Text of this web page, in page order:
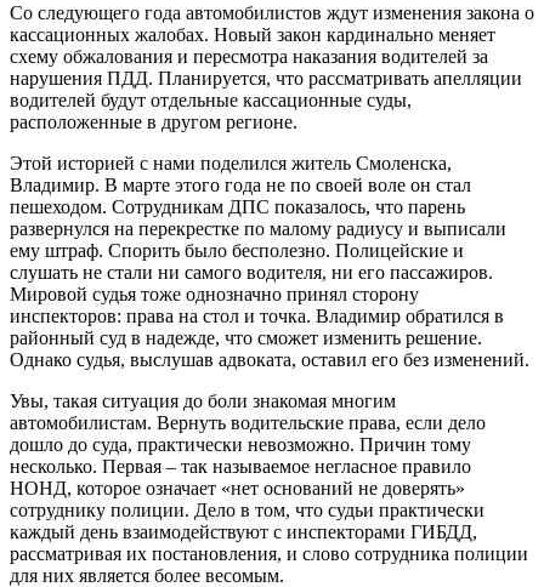
Со следующего года автомобилистов ждут изменения закона о
кассационных жалобах. Новый закон кардинально меняет
схему обжалования и пересмотра наказания водителей за
нарушения ПДД. Планируется, что рассматривать апелляции
водителей будут отдельные кассационные суды,
расположенные в другом регионе.
Этой историей с нами поделился житель Смоленска,
Владимир. В марте этого года не по своей воле он стал
пешеходом. Сотрудникам ДПС показалось, что парень
развернулся на перекрестке по малому радиусу и выписали
ему штраф. Спорить было бесполезно. Полицейские и
слушать не стали ни самого водителя, ни его пассажиров.
Мировой судья тоже однозначно принял сторону
инспекторов: права на стол и точка. Владимир обратился в
районный суд в надежде, что сможет изменить решение.
Однако судья, выслушав адвоката, оставил его без изменений.
Увы, такая ситуация до боли знакомая многим
автомобилистам. Вернуть водительские права, если дело
дошло до суда, практически невозможно. Причин тому
несколько. Первая – так называемое негласное правило
НОНД, которое означает «нет оснований не доверять»
сотруднику полиции. Дело в том, что судьи практически
каждый день взаимодействуют с инспекторами ГИБДД,
рассматривая их постановления, и слово сотрудника полиции
для них является более весомым.